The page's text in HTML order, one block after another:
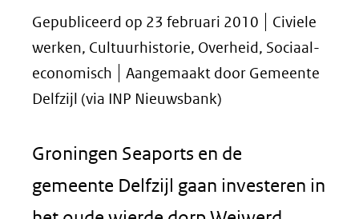
Gepubliceerd op 23 februari 2010
Civiele
werken, Cultuurhistorie, Overheid, Sociaal-
economisch
Aangemaakt door Gemeente
Delfzijl (via INP Nieuwsbank)
Groningen Seaports en de
gemeente Delfzijl gaan investeren in